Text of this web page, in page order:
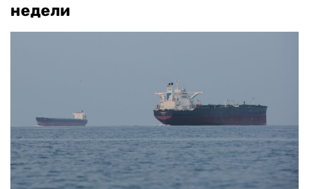
недели